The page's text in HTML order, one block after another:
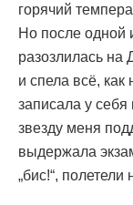
горячий
Но после одной
разозлилась на
и спела всё,
записала у
звезду меня
выдержала
„бис!“,